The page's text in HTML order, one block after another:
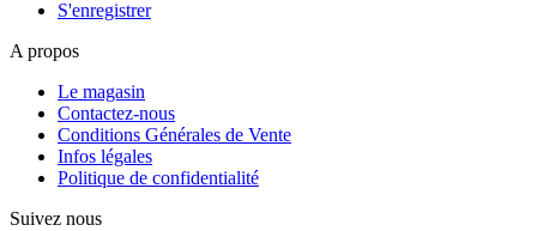
S'enregistrer
A propos
Le magasin
Contactez-nous
Conditions Générales de Vente
Infos légales
Politique de confidentialité
Suivez nous